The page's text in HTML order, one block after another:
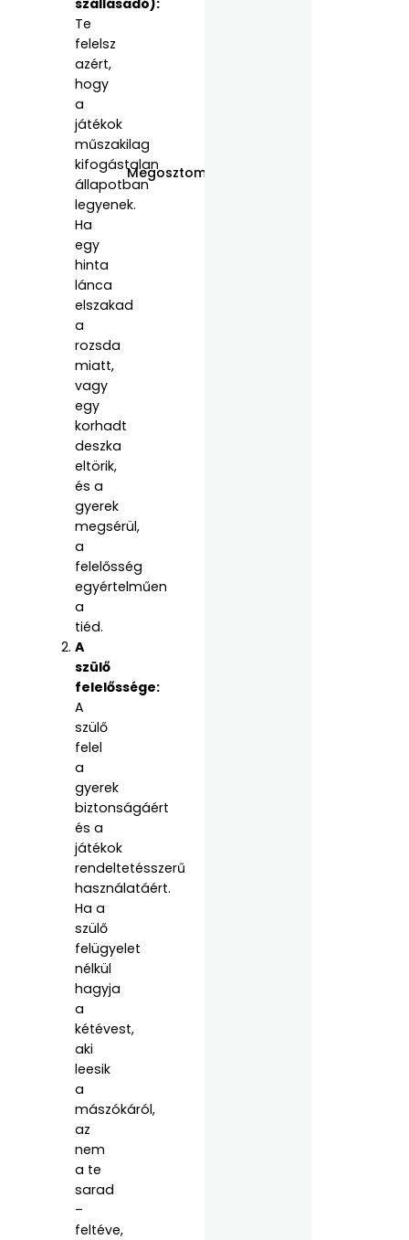
szállásadó):
Te
felelsz
azért,
hogy
a
játékok
műszakilag
kifogástalan
állapotban
legyenek.
Ha
egy
hinta
lánca
elszakad
a
rozsda
miatt,
vagy
egy
korhadt
deszka
eltörik,
és a
gyerek
megsérül,
a
felelősség
egyértelműen
a
tiéd.
A
szülő
felelőssége:
A
szülő
felel
a
gyerek
biztonságáért
és a
játékok
rendeltetésszerű
használatáért.
Ha a
szülő
felügyelet
nélkül
hagyja
a
kétévest,
aki
leesik
a
mászókáról,
az
nem
a te
sarad
–
feltéve,
Megosztom: